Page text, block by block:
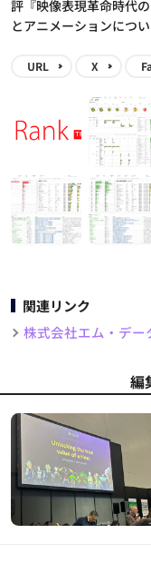
評『映像表現革命時代
とアニメーションにつ
URL X
関連リンク
株式会社エム・デー
編